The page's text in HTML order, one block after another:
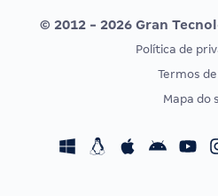
CONCURSOS POR PROFISSÃO
Concursos Fiscais
© 2012 - 2026 Gran
Política de
Termos
Mapa do